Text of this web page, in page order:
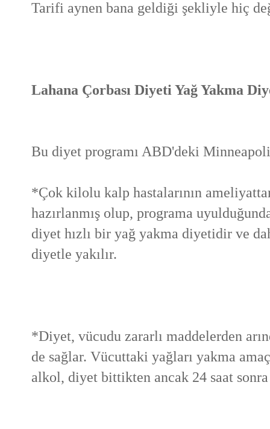
Tarifi aynen bana geldiği şekliyle hiç
Lahana Çorbası Diyeti Yağ Yakma
Bu diyet programı ABD'deki
*Çok kilolu kalp hastalarının
hazırlanmış olup, programa
diyet hızlı bir yağ yakma diyetidir ve
diyetle yakılır.
*Diyet, vücudu zararlı maddelerden
de sağlar. Vücuttaki yağları yakma
alkol, diyet bittikten ancak 24 saat